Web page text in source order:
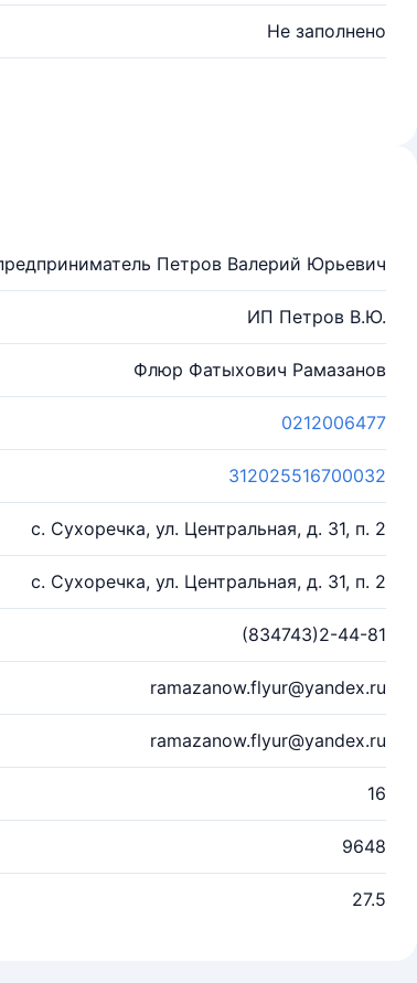
Не заполнено
Петров Валерий Юрьевич
ИП Петров В.Ю.
Флюр Фатыхович Рамазанов
0212006477
312025516700032
с. Сухоречка, ул. Центральная, д. 31, п. 2
с. Сухоречка, ул. Центральная, д. 31, п. 2
(834743)2-44-81
ramazanow.flyur@yandex.ru
ramazanow.flyur@yandex.ru
16
9648
27.5